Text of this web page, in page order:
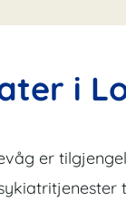
i
er